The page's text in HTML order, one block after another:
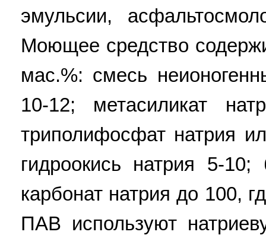
эмульсии,
Моющее средство
мас.%: смесь
10-12; метасиликат
триполифосфат натрия
гидроокись натрия 5-
карбонат натрия до 100,
ПАВ используют